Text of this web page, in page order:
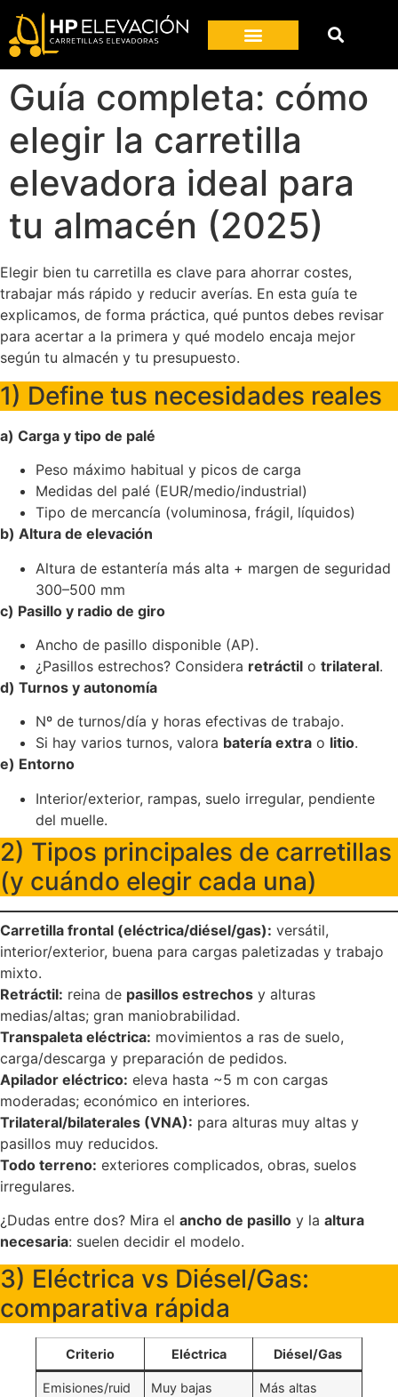
Guía completa: cómo
elegir la carretilla
elevadora ideal para
tu almacén (2025)
Elegir bien tu carretilla es clave para ahorrar costes,
trabajar más rápido y reducir averías. En esta guía te
explicamos, de forma práctica, qué puntos debes revisar
para acertar a la primera y qué modelo encaja mejor
según tu almacén y tu presupuesto.
1) Define tus necesidades reales
a) Carga y tipo de palé
Peso máximo habitual y picos de carga
Medidas del palé (EUR/medio/industrial)
Tipo de mercancía (voluminosa, frágil, líquidos)
b) Altura de elevación
Altura de estantería más alta + margen de seguridad
300–500 mm
c) Pasillo y radio de giro
Ancho de pasillo disponible (AP).
¿Pasillos estrechos? Considera retráctil o trilateral.
d) Turnos y autonomía
Nº de turnos/día y horas efectivas de trabajo.
Si hay varios turnos, valora batería extra o litio.
e) Entorno
Interior/exterior, rampas, suelo irregular, pendiente
del muelle.
2) Tipos principales de carretillas
(y cuándo elegir cada una)
Carretilla frontal (eléctrica/diésel/gas): versátil,
interior/exterior, buena para cargas paletizadas y trabajo
mixto.
Retráctil: reina de pasillos estrechos y alturas
medias/altas; gran maniobrabilidad.
Transpaleta eléctrica: movimientos a ras de suelo,
carga/descarga y preparación de pedidos.
Apilador eléctrico: eleva hasta ~5 m con cargas
moderadas; económico en interiores.
Trilateral/bilaterales (VNA): para alturas muy altas y
pasillos muy reducidos.
Todo terreno: exteriores complicados, obras, suelos
irregulares.
¿Dudas entre dos? Mira el ancho de pasillo y la altura
necesaria: suelen decidir el modelo.
3) Eléctrica vs Diésel/Gas:
comparativa rápida
Criterio Eléctrica Diésel/Gas
Emisiones/ruid
Muy bajas Más altas